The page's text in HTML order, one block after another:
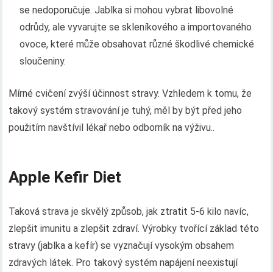
se nedoporučuje. Jablka si mohou vybrat libovolné
odrůdy, ale vyvarujte se skleníkového a importovaného
ovoce, které může obsahovat různé škodlivé chemické
sloučeniny.
Mírné cvičení zvýší účinnost stravy. Vzhledem k tomu, že
takový systém stravování je tuhý, měl by být před jeho
použitím navštívil lékař nebo odborník na výživu..
Apple Kefir Diet
Taková strava je skvělý způsob, jak ztratit 5-6 kilo navíc,
zlepšit imunitu a zlepšit zdraví. Výrobky tvořící základ této
stravy (jablka a kefír) se vyznačují vysokým obsahem
zdravých látek. Pro takový systém napájení neexistují